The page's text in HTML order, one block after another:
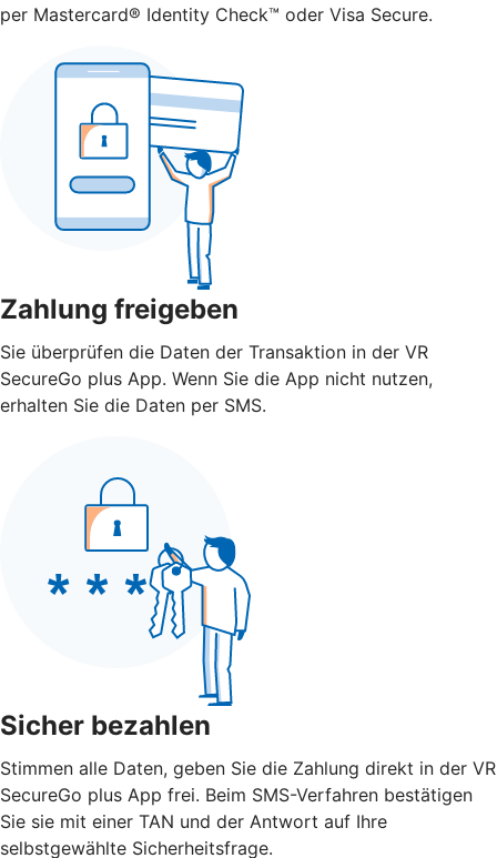
per Mastercard® Identity Check™ oder Visa Secure.
Zahlung freigeben
Sie überprüfen die Daten der Transaktion in der VR
SecureGo plus App. Wenn Sie die App nicht nutzen,
erhalten Sie die Daten per SMS.
Sicher bezahlen
Stimmen alle Daten, geben Sie die Zahlung direkt in der VR
SecureGo plus App frei. Beim SMS-Verfahren bestätigen
Sie sie mit einer TAN und der Antwort auf Ihre
selbstgewählte Sicherheitsfrage.